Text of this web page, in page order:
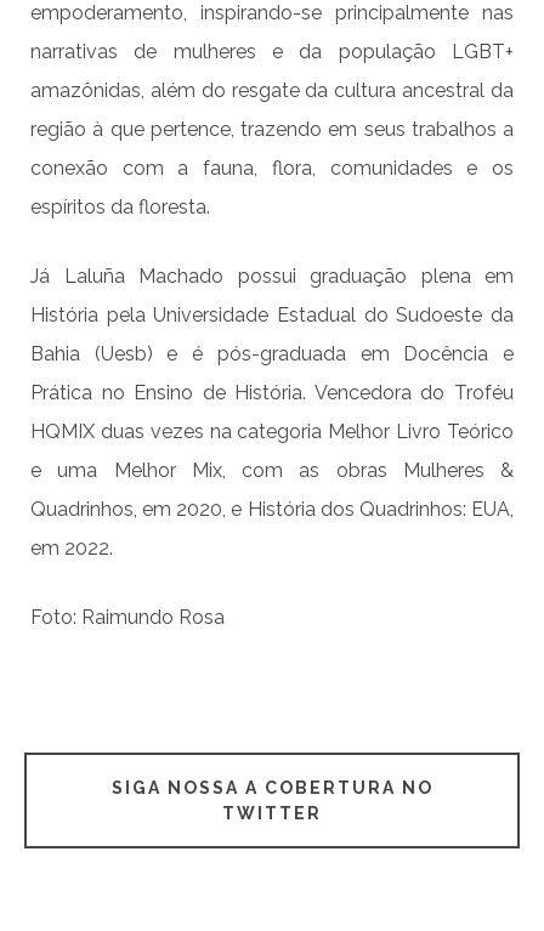
empoderamento, inspirando-se principalmente nas
narrativas de mulheres e da população LGBT+
amazônidas, além do resgate da cultura ancestral da
região à que pertence, trazendo em seus trabalhos a
conexão com a fauna, flora, comunidades e os
espíritos da floresta.
Já Laluña Machado possui graduação plena em
História pela Universidade Estadual do Sudoeste da
Bahia (Uesb) e é pós-graduada em Docência e
Prática no Ensino de História. Vencedora do Troféu
HQMIX duas vezes na categoria Melhor Livro Teórico
e uma Melhor Mix, com as obras Mulheres &
Quadrinhos, em 2020, e História dos Quadrinhos: EUA,
em 2022.
Foto: Raimundo Rosa
SIGA NOSSA A COBERTURA NO
TWITTER